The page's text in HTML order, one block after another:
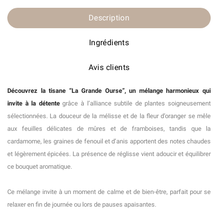
Description
Ingrédients
Avis clients
Découvrez la tisane “La Grande Ourse”, un mélange harmonieux qui
invite à la détentegrâce à l’alliance subtile de plantes soigneusement
sélectionnées. La douceur de la mélisse et de la fleur d’oranger se mêle
aux feuilles délicates de mûres et de framboises, tandis que la
cardamome, les graines de fenouil et d’anis apportent des notes chaudes
et légèrement épicées. La présence de réglisse vient adoucir et équilibrer
ce bouquet aromatique.
Ce mélange invite à un moment de calme et de bien-être, parfait pour se
relaxer en fin de journée ou lors de pauses apaisantes.